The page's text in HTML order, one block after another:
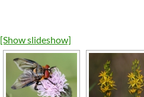
[Show slideshow]